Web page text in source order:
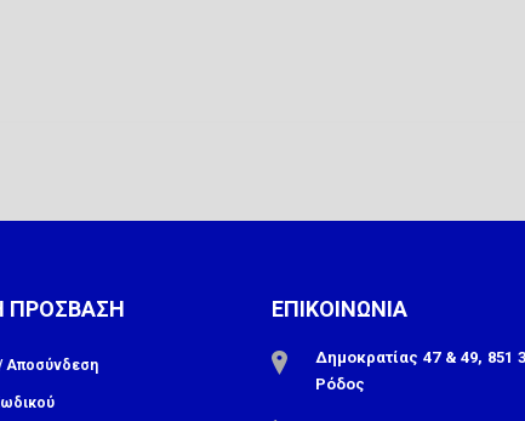
ΠΡΟΣΒΑΣΗ
Αποσύνδεση
ΕΠΙΚΟΙΝΩΝΙΑ
Δημοκρατίας 47 & 49, 851
Ρόδος